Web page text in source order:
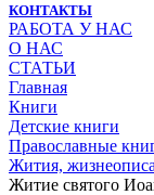
КОНТАКТЫ
РАБОТА У НАС
О НАС
СТАТЬИ
Главная
Книги
Детские книги
Православные
Жития,
Житие святого